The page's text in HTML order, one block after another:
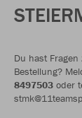
Du hast
Bestellung?
8497503 oder